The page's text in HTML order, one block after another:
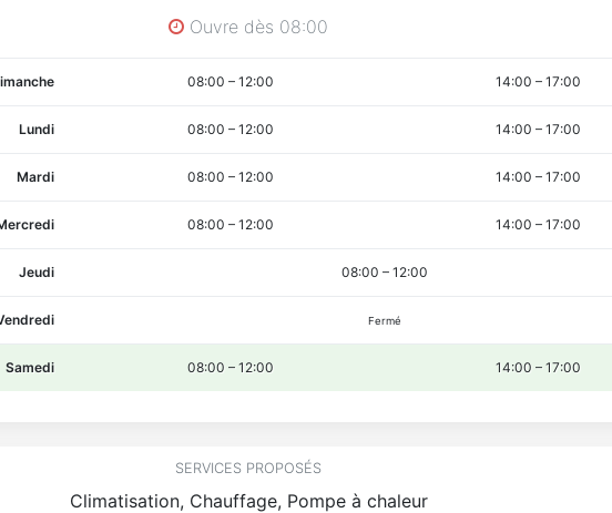
Ouvre dès 08:00
08:00 – 12:00 14:00 – 17:00
Lundi 08:00 – 12:00 14:00 – 17:00
Mardi 08:00 – 12:00 14:00 – 17:00
08:00 – 12:00 14:00 – 17:00
Jeudi 08:00 – 12:00
Fermé
Samedi 08:00 – 12:00 14:00 – 17:00
SERVICES PROPOSÉS
Climatisation, Chauffage, Pompe à chaleur